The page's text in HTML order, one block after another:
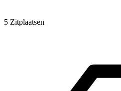
5 Zitplaatsen